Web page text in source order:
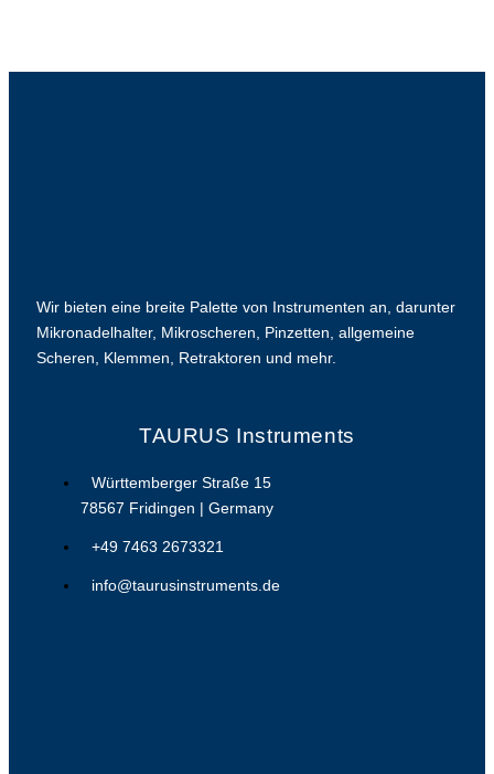
Wir bieten eine breite Palette von Instrumenten an, darunter
Mikronadelhalter, Mikroscheren, Pinzetten, allgemeine
Scheren, Klemmen, Retraktoren und mehr.
TAURUS Instruments
Württemberger Straße 15
78567 Fridingen | Germany
+49 7463 2673321
info@taurusinstruments.de